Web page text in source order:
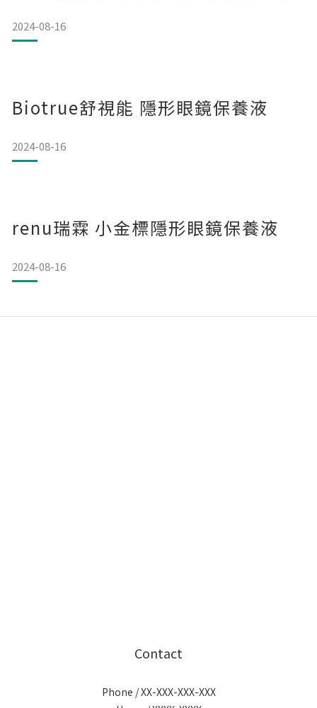
2024-08-16
Biotrue舒視能 隱形眼鏡保養液
2024-08-16
renu瑞霖 小金標隱形眼鏡保養液
2024-08-16
Contact
Phone / XX-XXX-XXX-XXX